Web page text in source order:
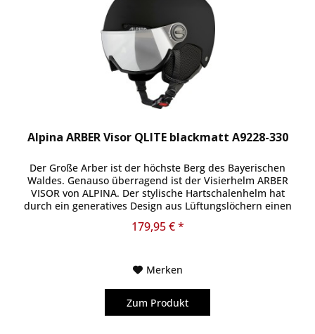
Alpina ARBER Visor QLITE blackmatt A9228-330
Der Große Arber ist der höchste Berg des Bayerischen
Waldes. Genauso überragend ist der Visierhelm ARBER
VISOR von ALPINA. Der stylische Hartschalenhelm hat
durch ein generatives Design aus Lüftungslöchern einen
179,95 € *
Merken
Zum Produkt